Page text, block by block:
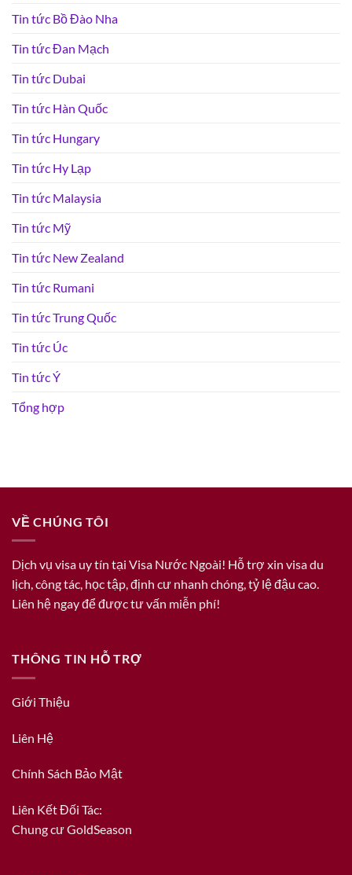
Tin tức Bồ Đào Nha
Tin tức Đan Mạch
Tin tức Dubai
Tin tức Hàn Quốc
Tin tức Hungary
Tin tức Hy Lạp
Tin tức Malaysia
Tin tức Mỹ
Tin tức New Zealand
Tin tức Rumani
Tin tức Trung Quốc
Tin tức Úc
Tin tức Ý
Tổng hợp
VỀ CHÚNG TÔI
Dịch vụ visa uy tín tại Visa Nước Ngoài! Hỗ trợ xin visa du
lịch, công tác, học tập, định cư nhanh chóng, tỷ lệ đậu cao.
Liên hệ ngay để được tư vấn miễn phí!
THÔNG TIN HỖ TRỢ
Giới Thiệu
Liên Hệ
Chính Sách Bảo Mật
Liên Kết Đối Tác:
Chung cư GoldSeason